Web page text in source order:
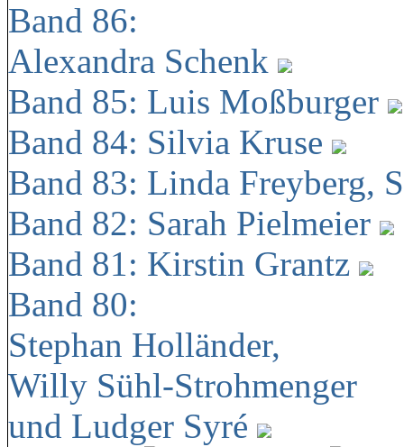
Band 86:
Alexandra Schenk
Band 85: Luis Moßburger
Band 84: Silvia Kruse
Band 83: Linda Freyberg,
Band 82: Sarah Pielmeier
Band 81: Kirstin Grantz
Band 80:
Stephan Holländer,
Willy Sühl-Strohmenger
und Ludger Syré